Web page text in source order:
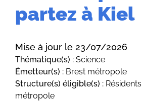
partez à Kiel
Mise à jour le 23/07/2026
Thématique(s) : Science
Émetteur(s) : Brest métropole
Structure(s) éligible(s) :
métropole